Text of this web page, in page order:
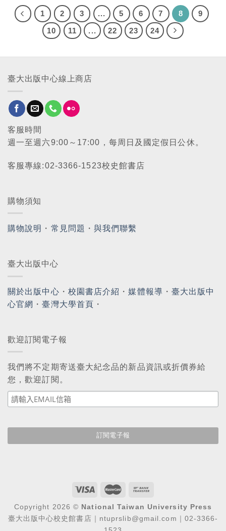
1 2 3 ... 5 6 7 8
9
10
11 ... 22 23 24
臺大出版中心線上商店
客服時間
週一至週六9:00～17:00，每周日及國定假日公休。
客服專線:02-3366-1523校史館書店
購物須知
購物說明 ・ 常見問題 ・與我們聯繫
臺大出版中心
關於出版中心 ・ 校園書店介紹 ・媒體報導 ・ 臺大出版中
心官網 ・臺灣大學首頁 ・
歡迎訂閱電子報
我們將不定期寄送臺大紀念品的新品資訊或折價券給
您，歡迎訂閱。
Copyright 2026 © National Taiwan University Press
臺大出版中心校史館書店｜ntuprslib@gmail.com｜02-3366-